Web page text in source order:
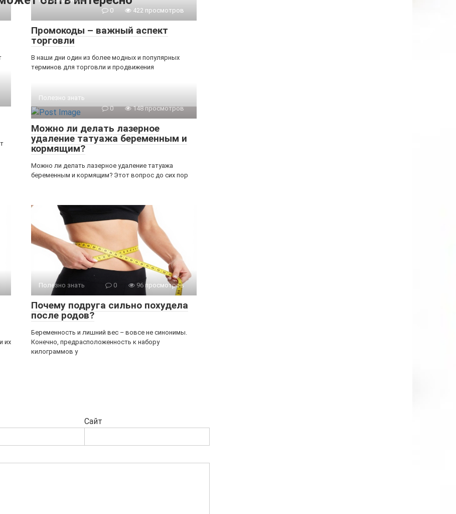
0
422 просмотров
Промокоды – важный аспект
торговли
В наши дни один из более модных и популярных
терминов для торговли и продвижения
Полезно знать
0
148 просмотров
Можно ли делать лазерное
удаление татуажа беременным и
кормящим?
Можно ли делать лазерное удаление татуажа
беременным и кормящим? Этот вопрос до сих пор
их
Полезно знать 0 96 просмотров
Почему подруга сильно похудела
после родов?
Беременность и лишний вес – вовсе не синонимы.
Конечно, предрасположенность к набору
килограммов у
Сайт